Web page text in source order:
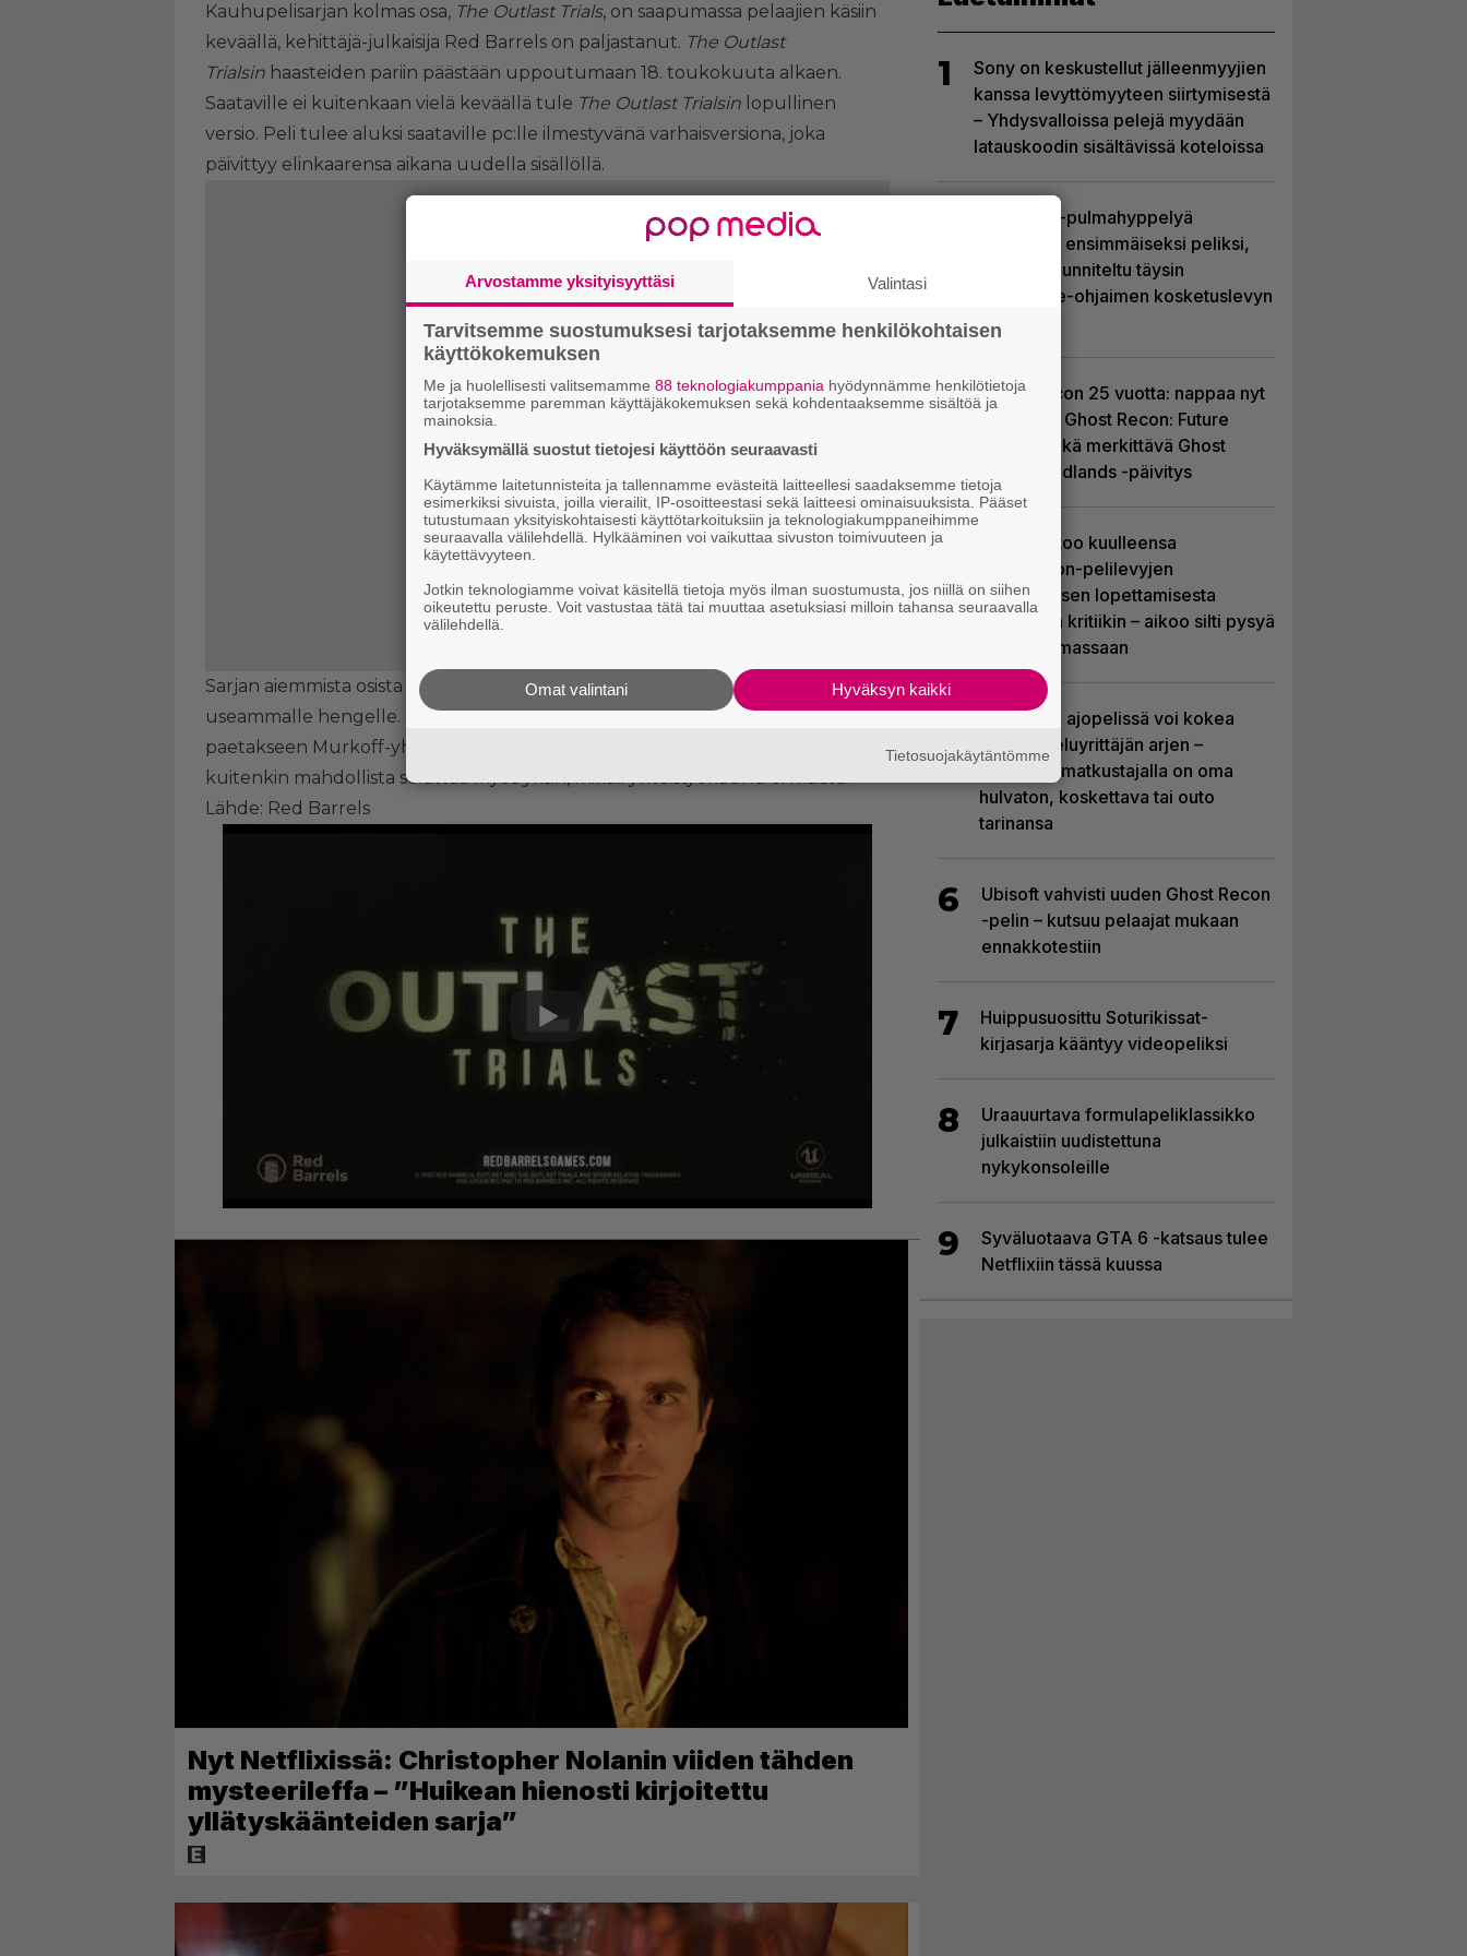
Kauhupelisarjan kolmas osa, The Outlast Trials, on saapumassa pelaajien käsiin
keväällä, kehittäjä-julkaisija Red Barrels on paljastanut. The Outlast
Trialsin haasteiden pariin päästään uppoutumaan 18. toukokuuta alkaen.
Saataville ei kuitenkaan vielä keväällä tule The Outlast Trialsin lopullinen
versio. Peli tulee aluksi saataville pc:lle ilmestyvänä varhaisversiona, joka
päivittyy elinkaarensa aikana uudella sisällöllä.
Sarjan aiemmista osista poiketen The Outlast Trials
tarjoaa kauhuja
useammalle hengelle. Pelaajien on työskenneltävä yhdessä kaveriensa kanssa
paetakseen Murkoff-yhtiön tekemistä ihmiskokeista. Pelin haasteet on
kuitenkin mahdollista selättää myös yksin, mikäli yhteistyökauhu ei maistu.
Lähde: Red Barrels
Nyt Netflixissä: Christopher Nolanin viiden tähden
mysteerileffa – ”Huikean hienosti kirjoitettu
yllätyskäänteiden sarja”
1
Sony on keskustellut jälleenmyyjien
kanssa levyttömyyteen siirtymisestä
– Yhdysvalloissa pelejä myydään
latauskoodin sisältävissä koteloissa
Uutta PS5-pulmahyppelyä
kuvaillaan ensimmäiseksi peliksi,
joka on suunniteltu täysin
DualSense-ohjaimen kosketuslevyn
ympärille
3
Ghost Recon 25 vuotta: nappaa nyt
ilmaiseksi Ghost Recon: Future
Soldier sekä merkittävä Ghost
Recon Wildlands -päivitys
4
Sony kertoo kuulleensa
PlayStation-pelilevyjen
valmistuksen lopettamisesta
nousseen kritiikin – aikoo silti pysyä
suunnitelmassaan
5
Tulevassa ajopelissä voi kokea
kyytipalveluyrittäjän arjen –
jokaisella matkustajalla on oma
hulvaton, koskettava tai outo
tarinansa
6
Ubisoft vahvisti uuden Ghost Recon
-pelin – kutsuu pelaajat mukaan
ennakkotestiin
7
Huippusuosittu Soturikissat-
kirjasarja kääntyy videopeliksi
8
Uraauurtava formulapeliklassikko
julkaistiin uudistettuna
nykykonsoleille
9
Syväluotaava GTA 6 -katsaus tulee
Netflixiin tässä kuussa
Arvostamme yksityisyyttäsi Valintasi
Tarvitsemme suostumuksesi tarjotaksemme henkilökohtaisen
käyttökokemuksen
Me ja huolellisesti valitsemamme 88 teknologiakumppania hyödynnämme henkilötietoja
tarjotaksemme paremman käyttäjäkokemuksen sekä kohdentaaksemme sisältöä ja
mainoksia.
Hyväksymällä suostut tietojesi käyttöön seuraavasti
Käytämme laitetunnisteita ja tallennamme evästeitä laitteellesi saadaksemme tietoja
esimerkiksi sivuista, joilla vierailit, IP-osoitteestasi sekä laitteesi ominaisuuksista. Pääset
tutustumaan yksityiskohtaisesti käyttötarkoituksiin ja teknologiakumppaneihimme
seuraavalla välilehdellä. Hylkääminen voi vaikuttaa sivuston toimivuuteen ja
käytettävyyteen.
Jotkin teknologiamme voivat käsitellä tietoja myös ilman suostumusta, jos niillä on siihen
oikeutettu peruste. Voit vastustaa tätä tai muuttaa asetuksiasi milloin tahansa seuraavalla
välilehdellä.
Hyväksyn kaikki
Omat valintani
Tietosuojakäytäntömme